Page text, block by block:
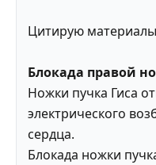
Цитирую
Блокада правой
Ножки пучка Гиса
электрического
сердца.
Блокада ножки